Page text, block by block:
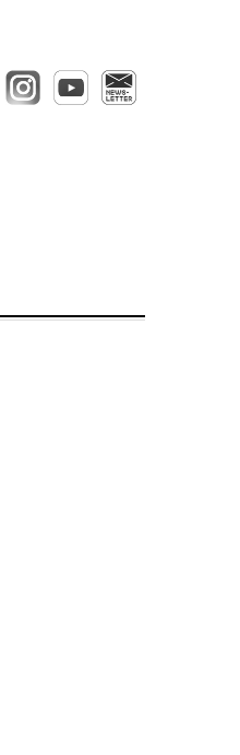
facebookinstagramyoutube